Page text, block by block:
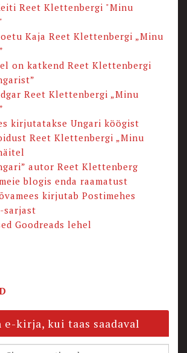
Reet Klettenbergi "Minu
Kaja Reet Klettenbergi „Minu
on katkend Reet Klettenbergi
Reet Klettenbergi „Minu
kirjutatakse Ungari köögist
Reet Klettenbergi „Minu
autor Reet Klettenberg
blogis enda raamatust
kirjutab Postimehes
sarjast
Goodreads lehel
e-kirja, kui taas saadaval